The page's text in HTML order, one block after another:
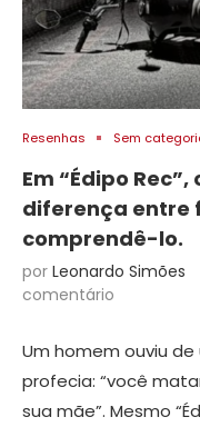
Resenhas Sem
Em “Édipo
diferença entre
comprendê-lo.
por Leonardo Simões
comentário
Um homem ouviu
profecia: “você
sua mãe”. Mesmo